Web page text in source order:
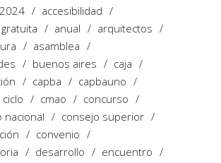
2024
accesibilidad
anual
arquitectos
asamblea
buenos aires
caja
capba
capbauno
ciclo cmao
concurso
nacional
consejo superior
convenio
desarrollo
encuentro